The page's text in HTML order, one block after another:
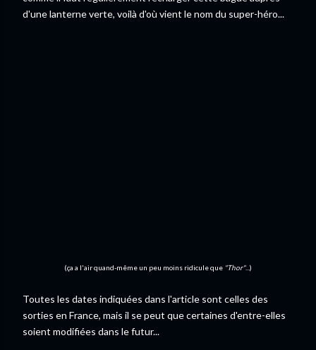
d'une lanterne verte, voilà d'où vient le nom du super-héro...
(ça a l'air quand-même un peu moins ridicule que "Thor"...)
Toutes les dates indiquées dans l'article sont celles des
sorties en France, mais il se peut que certaines d'entre-elles
soient modifiées dans le futur...